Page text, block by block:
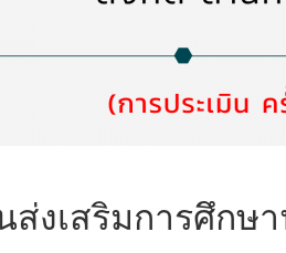
ส่งเสริมการศึก